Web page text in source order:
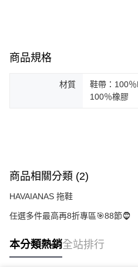
商品規格
材質
鞋帶：100％
100％橡膠
商品相關分類 (2)
HAVAIANAS 拖鞋
任選多件最高再8折專區🎯88節🧔
本分類熱銷全站排行